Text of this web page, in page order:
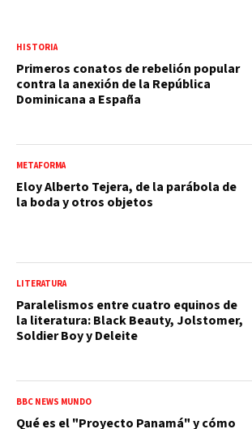
HISTORIA
Primeros conatos de rebelión popular
contra la anexión de la República
Dominicana a España
METAFORMA
Eloy Alberto Tejera, de la parábola de
la boda y otros objetos
LITERATURA
Paralelismos entre cuatro equinos de
la literatura: Black Beauty, Jolstomer,
Soldier Boy y Deleite
BBC NEWS MUNDO
Qué es el "Proyecto Panamá" y cómo